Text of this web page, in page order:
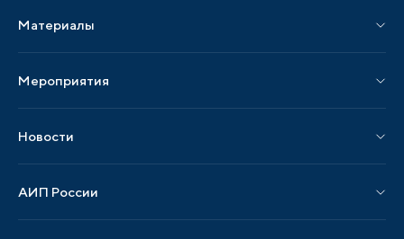
Услуги по локализации
Материалы
Публикации СМИ и статьи
Образцы документов
Мероприятия
Мероприятия отрасли
Новости
Новости отрасли
АИП России